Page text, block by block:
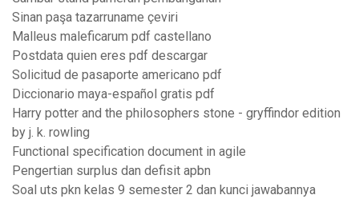
Sinan paşa tazarruname çeviri
Malleus maleficarum pdf castellano
Postdata quien eres pdf descargar
Solicitud de pasaporte americano pdf
Diccionario maya-español gratis pdf
Harry potter and the philosophers stone - gryffindor edition
by j. k. rowling
Functional specification document in agile
Pengertian surplus dan defisit apbn
Soal uts pkn kelas 9 semester 2 dan kunci jawabannya